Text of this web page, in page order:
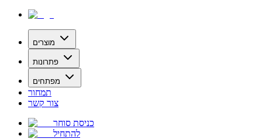
מוצרים
פתרונות
מפתחים
תמחור
צור קשר
כניסת סוחר
להתחיל